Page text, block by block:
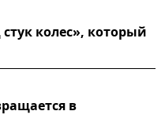
колес», который
в